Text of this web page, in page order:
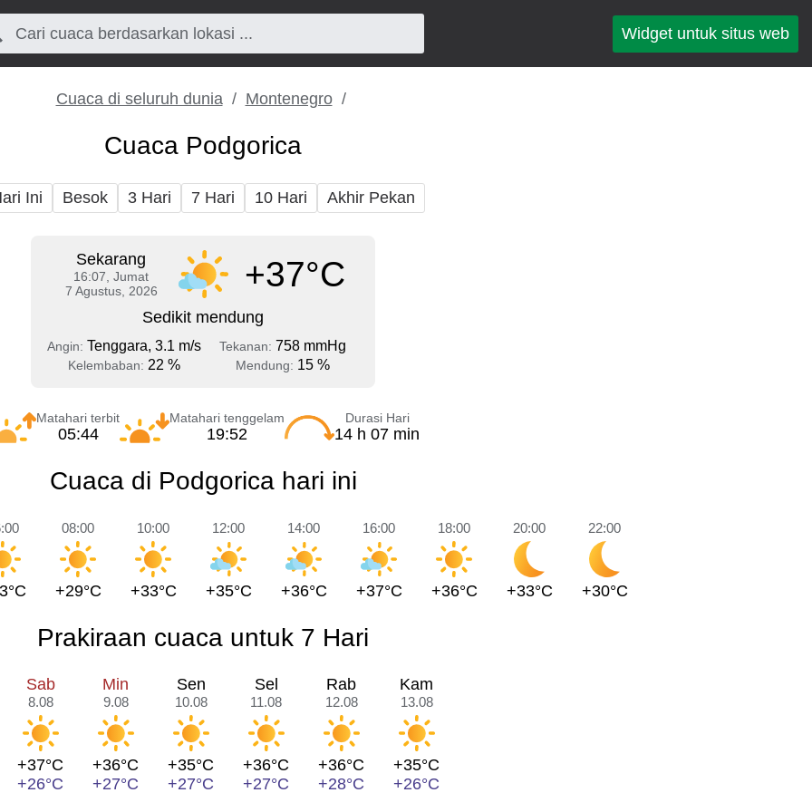
Widget untuk situs web
Cuaca di seluruh dunia Montenegro
Cuaca Podgorica
Ini Besok 3 Hari 7 Hari 10 Hari Akhir Pekan
Sekarang
16:07, Jumat
7 Agustus, 2026
+37°C
Sedikit mendung
Angin: Tenggara, 3.1 m/s Tekanan: 758 mmHg
Kelembaban: 22 % Mendung: 15 %
Matahari terbit
05:44
Matahari tenggelam
19:52
Durasi Hari
14 h 07 min
Cuaca di Podgorica hari ini
08:00
+29°C
10:00
+33°C
12:00
+35°C
14:00
+36°C
16:00
+37°C
18:00
+36°C
20:00
+33°C
22:00
+30°C
Prakiraan cuaca untuk 7 Hari
Sab
8.08
+37°C
+26°C
Min
9.08
+36°C
+27°C
Sen
10.08
+35°C
+27°C
Sel
11.08
+36°C
+27°C
Rab
12.08
+36°C
+28°C
Kam
13.08
+35°C
+26°C